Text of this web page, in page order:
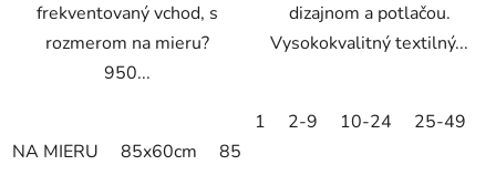
frekventovaný vchod, s
rozmerom na mieru?
950...
NA MIERU 85x60cm 85x75cm
dizajnom a potlačou.
Vysokokvalitný textilný...
1 2-9 10-24 25-49